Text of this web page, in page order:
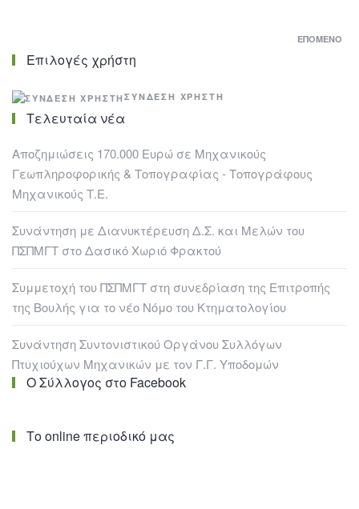
ΕΠΌΜΕΝΟ
Επιλογές χρήστη
ΣΎΝΔΕΣΗ ΧΡΉΣΤΗ
Τελευταία νέα
Αποζημιώσεις 170.000 Ευρώ σε Μηχανικούς
Γεωπληροφορικής & Τοπογραφίας - Τοπογράφους
Μηχανικούς Τ.Ε.
Συνάντηση με Διανυκτέρευση Δ.Σ. και Μελών του
ΠΣΠΜΓΤ στο Δασικό Χωριό Φρακτού
Συμμετοχή του ΠΣΠΜΓΤ στη συνεδρίαση της Επιτροπής
της Βουλής για το νέο Νόμο του Κτηματολογίου
Συνάντηση Συντονιστικού Οργάνου Συλλόγων
Πτυχιούχων Μηχανικών με τον Γ.Γ. Υποδομών
Ο Σύλλογος στο Facebook
Το online περιοδικό μας